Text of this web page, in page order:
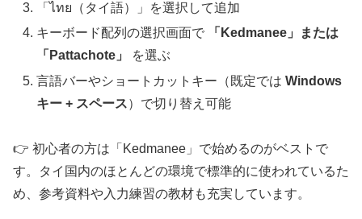
「ไทย（タイ語）」を選択して追加
キーボード配列の選択画面で
「Kedmanee」または
「Pattachote」
を選ぶ
言語バーやショートカットキー（既定ではWindows
キー + スペース）で切り替え可能
👉 初心者の方は「Kedmanee」で始めるのがベストで
す。タイ国内のほとんどの環境で標準的に使われているた
め、参考資料や入力練習の教材も充実しています。